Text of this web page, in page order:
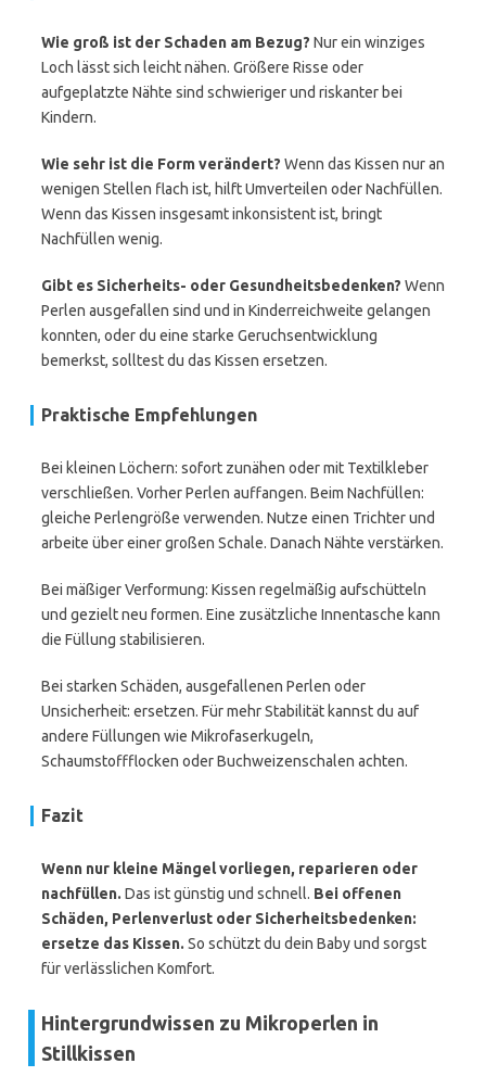
Wie groß ist der Schaden am Bezug? Nur ein winziges
Loch lässt sich leicht nähen. Größere Risse oder
aufgeplatzte Nähte sind schwieriger und riskanter bei
Kindern.
Wie sehr ist die Form verändert? Wenn das Kissen nur an
wenigen Stellen flach ist, hilft Umverteilen oder Nachfüllen.
Wenn das Kissen insgesamt inkonsistent ist, bringt
Nachfüllen wenig.
Gibt es Sicherheits- oder Gesundheitsbedenken? Wenn
Perlen ausgefallen sind und in Kinderreichweite gelangen
konnten, oder du eine starke Geruchsentwicklung
bemerkst, solltest du das Kissen ersetzen.
Praktische Empfehlungen
Bei kleinen Löchern: sofort zunähen oder mit Textilkleber
verschließen. Vorher Perlen auffangen. Beim Nachfüllen:
gleiche Perlengröße verwenden. Nutze einen Trichter und
arbeite über einer großen Schale. Danach Nähte verstärken.
Bei mäßiger Verformung: Kissen regelmäßig aufschütteln
und gezielt neu formen. Eine zusätzliche Innentasche kann
die Füllung stabilisieren.
Bei starken Schäden, ausgefallenen Perlen oder
Unsicherheit: ersetzen. Für mehr Stabilität kannst du auf
andere Füllungen wie Mikrofaserkugeln,
Schaumstoffflocken oder Buchweizenschalen achten.
Fazit
Wenn nur kleine Mängel vorliegen, reparieren oder
nachfüllen. Das ist günstig und schnell. Bei offenen
Schäden, Perlenverlust oder Sicherheitsbedenken:
ersetze das Kissen. So schützt du dein Baby und sorgst
für verlässlichen Komfort.
Hintergrundwissen zu Mikroperlen in
Stillkissen